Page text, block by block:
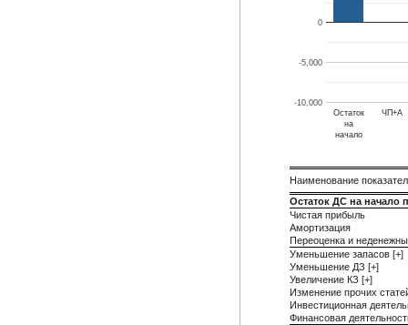
Остаток
на
начало
ЧП+А
-10,000
-5,000
0
Наименование
Остаток ДС на начало
Чистая прибыль
Амортизация
Переоценка и
Уменьшение запасов [+]
Уменьшение ДЗ [+]
Увеличение КЗ [+]
Изменение прочих
Инвестиционная
Финансовая